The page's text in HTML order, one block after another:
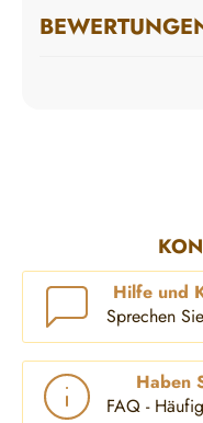
Hilfe und
Sprechen
Haben
FAQ -